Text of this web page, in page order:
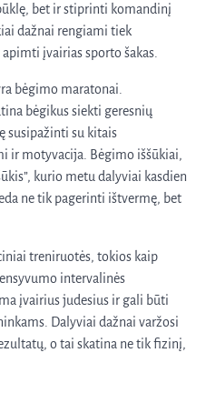
bet ir stiprinti komandinį
dažnai rengiami tiek
įvairias sporto šakas.
bėgimo maratonai.
bėgikus siekti geresnių
susipažinti su kitais
ir motyvacija. Bėgimo iššūkiai,
kurio metu dalyviai kasdien
ne tik pagerinti ištvermę, bet
treniruotės, tokios kaip
intervalinės
įvairius judesius ir gali būti
Dalyviai dažnai varžosi
o tai skatina ne tik fizinį,